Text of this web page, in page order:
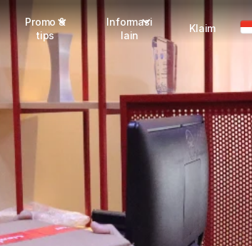
Promo &
tips
Info seller
Informasi
lain
Dangerous Goods
Karantina
Karir
Klaim